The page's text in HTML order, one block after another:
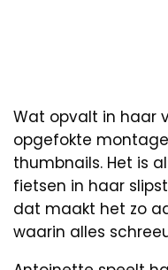
Wat opvalt in haar
opgefokte
thumbnails. Het is
fietsen in haar
dat maakt het zo
waarin alles